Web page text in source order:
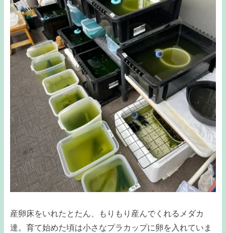
産卵床をいれたとたん、もりもり産んでくれるメダカ
達。育て始めた頃は小さなプラカップに卵を入れていま